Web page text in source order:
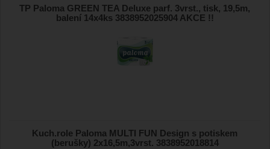
TP Paloma GREEN TEA Deluxe parf. 3vrst., tisk, 19,5m,
balení 14x4ks 3838952025904 AKCE !!
Kuch.role Paloma MULTI FUN Design s potiskem
(berušky) 2x16,5m,3vrst. 3838952018814